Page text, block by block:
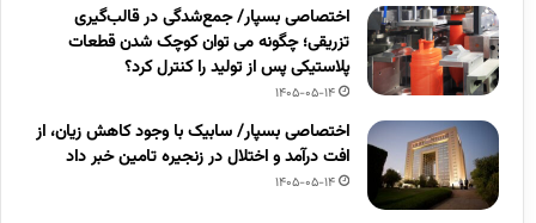
اختصاصی بسپار/ جمع‌شدگی در قالب‌گیری
تزریقی؛ چگونه می توان کوچک شدن قطعات
پلاستیکی پس از تولید را کنترل کرد؟
1405-05-14
اختصاصی بسپار/ سابیک با وجود کاهش زیان، از
افت درآمد و اختلال در زنجیره تامین خبر داد
1405-05-14